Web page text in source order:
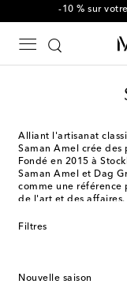
-10 % sur
Alliant l'artisanat
Saman Amel crée
Fondé en 2015 à
Saman Amel et Dag
comme une référence
de l'art et des
tenues élégantes, à la
Filtres
Nouvelle saison